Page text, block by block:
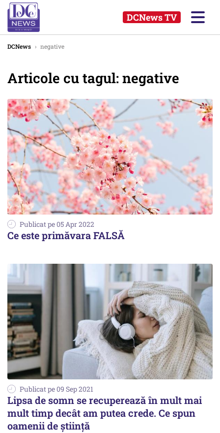
DCNews TV
DCNews › negative
Articole cu tagul: negative
Publicat pe 05 Apr 2022
Ce este primăvara FALSĂ
Publicat pe 09 Sep 2021
Lipsa de somn se recuperează în mult mai
mult timp decât am putea crede. Ce spun
oamenii de știință